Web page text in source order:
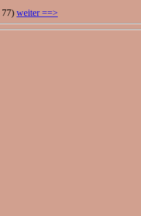
weiter ==>